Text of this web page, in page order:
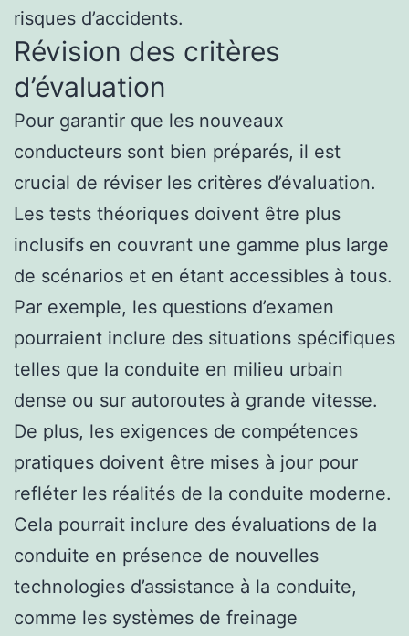
risques d’accidents.
Révision des critères
d’évaluation
Pour garantir que les nouveaux
conducteurs sont bien préparés, il est
crucial de réviser les critères d’évaluation.
Les tests théoriques doivent être plus
inclusifs en couvrant une gamme plus large
de scénarios et en étant accessibles à tous.
Par exemple, les questions d’examen
pourraient inclure des situations spécifiques
telles que la conduite en milieu urbain
dense ou sur autoroutes à grande vitesse.
De plus, les exigences de compétences
pratiques doivent être mises à jour pour
refléter les réalités de la conduite moderne.
Cela pourrait inclure des évaluations de la
conduite en présence de nouvelles
technologies d’assistance à la conduite,
comme les systèmes de freinage